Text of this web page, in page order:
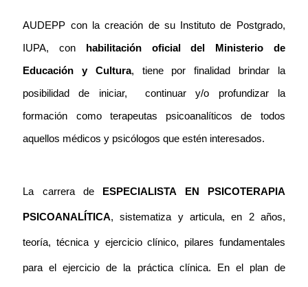
AUDEPP con la creación de su Instituto de Postgrado,
IUPA, con habilitación oficial del Ministerio de
Educación y Cultura, tiene por finalidad brindar la
posibilidad de iniciar, continuar y/o profundizar la
formación como terapeutas psicoanalíticos de todos
aquellos médicos y psicólogos que estén interesados.
La carrera de ESPECIALISTA EN PSICOTERAPIA
PSICOANALÍTICA, sistematiza y articula, en 2 años,
teoría, técnica y ejercicio clínico, pilares fundamentales
para el ejercicio de la práctica clínica. En el plan de